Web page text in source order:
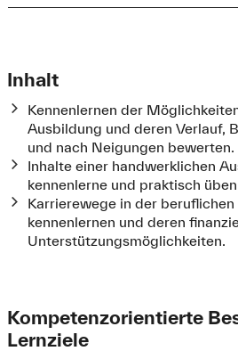
Inhalt
Kennenlernen der
Ausbildung und deren Verlauf,
und nach Neigungen bewerten.
Inhalte einer handwerklichen
kennenlerne und praktisch
Karrierewege in der
kennenlernen und deren
Unterstützungsmöglichkeiten.
Kompetenzorientierte
Lernziele